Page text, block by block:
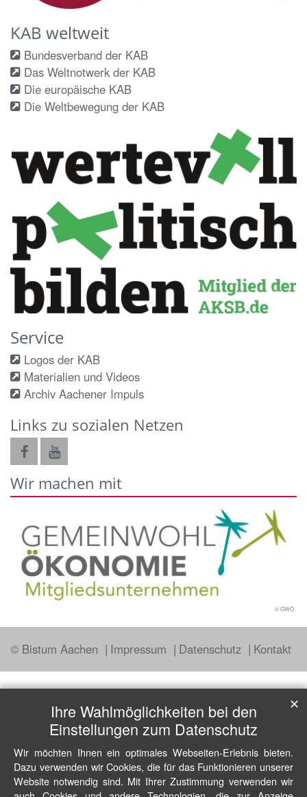
KAB weltweit
Bundesverband der KAB
Das Weltnotwerk der KAB
Die europäische KAB
Die Weltbewegung der KAB
Service
Logos der KAB
Materialien und Videos
Archiv Aachener Impuls
Links zu sozialen Netzen
Wir machen mit
© GWÖ
© Bistum Aachen Impressum Datenschutz Kontakt
Ihre Wahlmöglichkeiten bei den
Einstellungen zum Datenschutz
Wir möchten Ihnen ein optimales Webseiten-Erlebnis bieten.
Dazu verwenden wir Cookies, die für das Funktionieren unserer
Website notwendig sind. Mit Ihrer Zustimmung verwenden wir
✕